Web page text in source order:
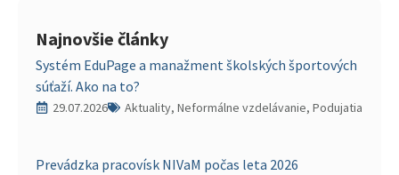
Najnovšie články
Systém EduPage a manažment školských športových
súťaží. Ako na to?
29.07.2026 Aktuality, Neformálne vzdelávanie, Podujatia
Prevádzka pracovísk NIVaM počas leta 2026